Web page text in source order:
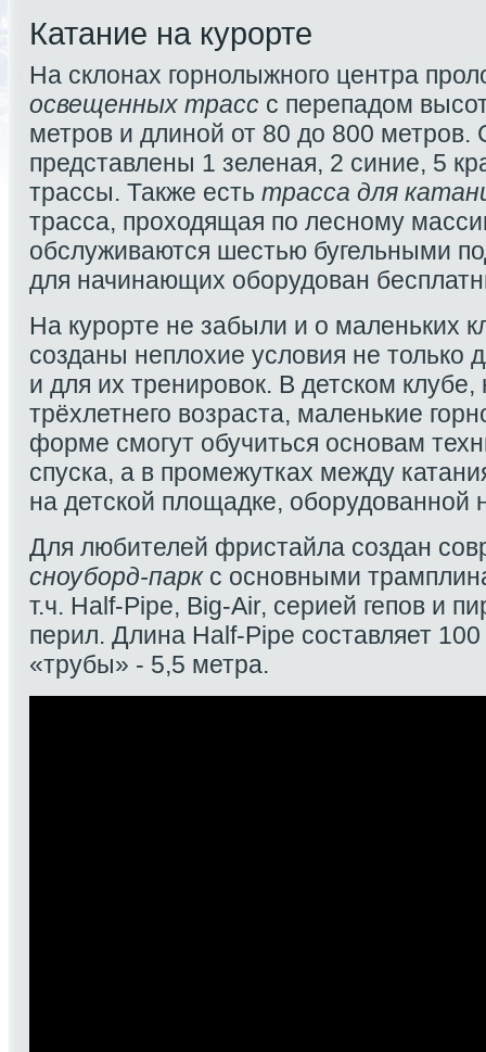
Катание на курорте
На склонах горнолыжного центра
освещенных трасс с перепадом
метров и длиной от 80 до 800 метров.
представлены 1 зеленая, 2 синие, 5
трассы. Также есть трасса для
трасса, проходящая по лесному
обслуживаются шестью бугельными
для начинающих оборудован
На курорте не забыли и о маленьких
созданы неплохие условия не только
и для их тренировок. В детском клубе,
трёхлетнего возраста, маленькие
форме смогут обучиться основам
спуска, а в промежутках между
на детской площадке, оборудованной
Для любителей фристайла создан
сноуборд-паркс основными
т.ч. Half-Pipe, Big-Air, серией гепов и
перил. Длина Half-Pipe составляет
«трубы» - 5,5 метра.